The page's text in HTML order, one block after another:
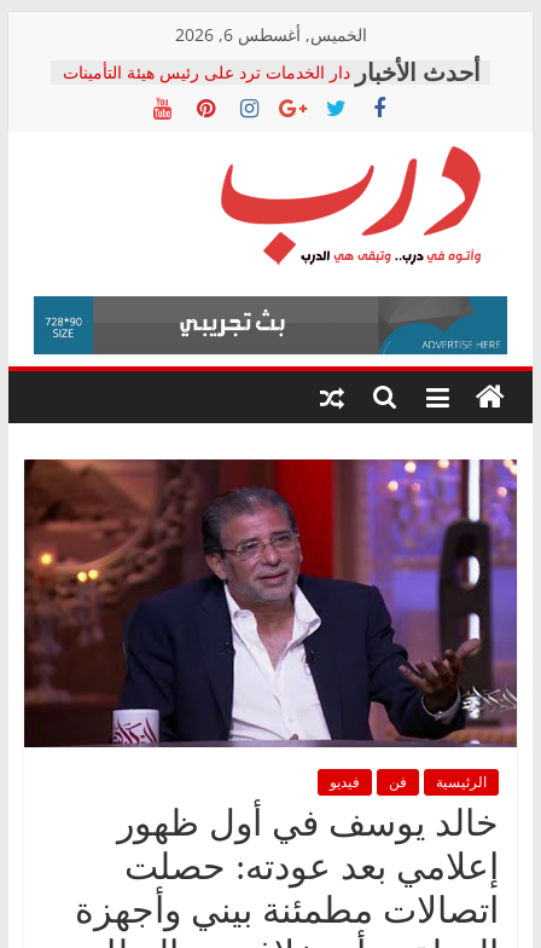
content
الخميس, أغسطس 6, 2026
دار الخدمات ترد على رئيس هيئة التأمينات
بعد مؤتمره الصحفي: إنكار الأزمة لا ينهي
معاناة أصحاب المعاشات.. ونطالب بكشف
فرحات سليمان يكتب: القطاع الصحي إلى
أين؟
حزب التحالف الشعبي يطلق لجنة “الحق
في الصحة” بالإسكندرية لرصد الانتهاكات
ودعم المرضى
الوزاري لمدينة الصحفيين.. وانتهاء أعمال
إنشاء المبنى الإداري
المجلس القومي لحقوق الإنسان يعلن
متابعة قضية الدكتور محمد زهران.. ويؤكد:
قرينة البراءة وضمانات المحاكمة العادلة
درب
وأتوه
درب..
وتبقى
هي
الرئيسية فن فيديو
خالد يوسف في أول ظهور
إعلامي بعد عودته: حصلت
اتصالات مطمئنة بيني وأجهزة